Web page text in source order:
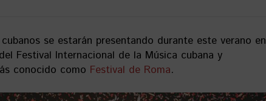
se estarán presentando durante este verano en
Festival Internacional de la Música cubana y
conocido como Festival de Roma.